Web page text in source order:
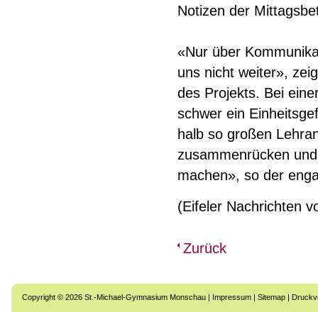
Notizen der
«Nur über
uns nicht weiter»,
des Projekts. Bei
schwer ein
halb so großen
zusammenrücken
machen», so der
(Eifeler Nachrichten
Zurück
Copyright © 2026 St.-Michael-Gymnasium Monschau | Impressum | Sitemap |